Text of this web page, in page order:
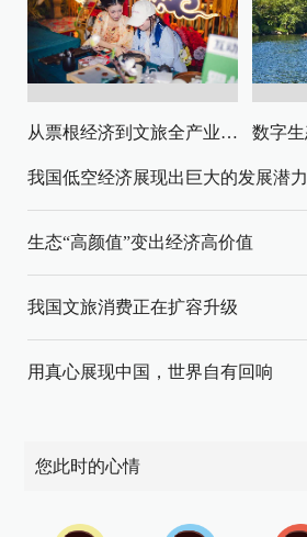
从票根经济到文旅全产业链升级
我国低空经济展现出巨大的发展潜力
生态“高颜值”变出经济高价值
我国文旅消费正在扩容升级
用真心展现中国，世界自有回响
您此时的心情